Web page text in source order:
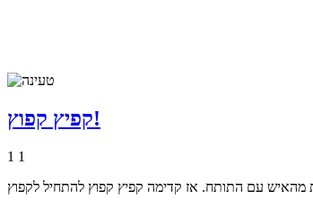
קפיץ קפוץ!
1 1